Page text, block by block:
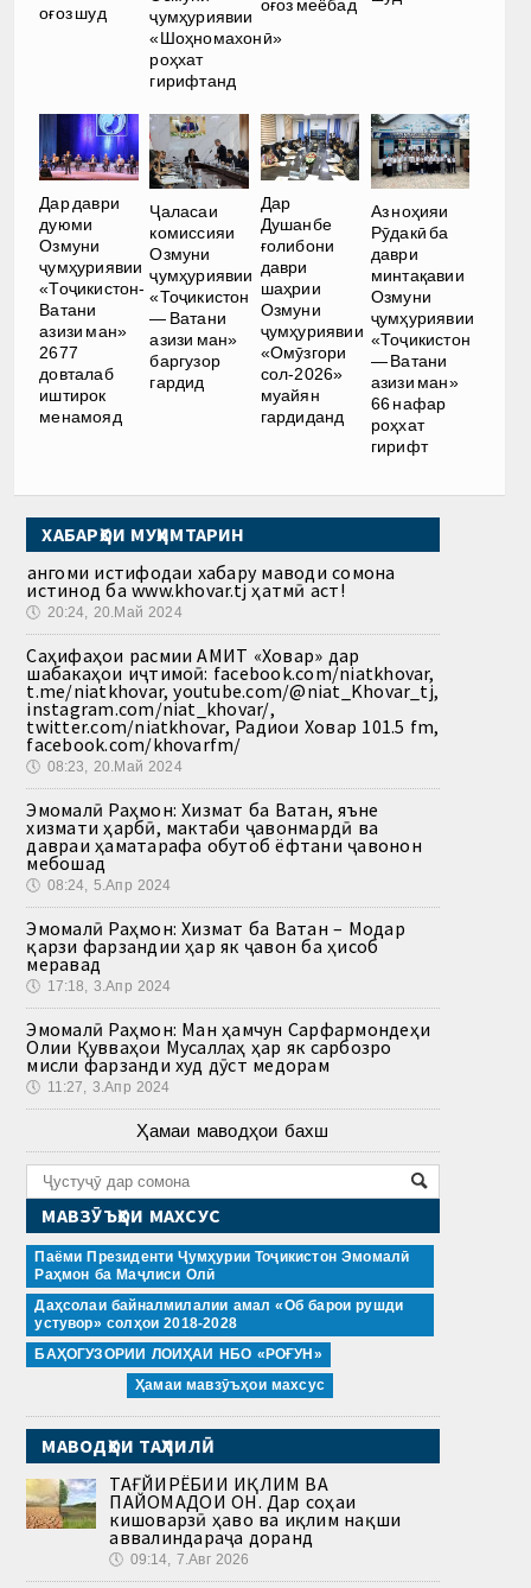
оғоз шуд
ҷумҳуриявии
«Шоҳномахонӣ»
роҳхат
гирифтанд
оғоз меёбад
Дар даври
дуюми
Озмуни
ҷумҳуриявии
«Тоҷикистон-
Ватани
азизи ман»
2677
довталаб
иштирок
менамояд
Ҷаласаи
комиссияи
Озмуни
ҷумҳуриявии
«Тоҷикистон
— Ватани
азизи ман»
баргузор
гардид
Дар
Душанбе
ғолибони
даври
шаҳрии
Озмуни
ҷумҳуриявии
«Омӯзгори
сол-2026»
муайян
гардиданд
Аз ноҳияи
Рӯдакӣ ба
даври
минтақавии
Озмуни
ҷумҳуриявии
«Тоҷикистон
— Ватани
азизи ман»
66 нафар
роҳхат
гирифт
ХАБАРҲОИ МУҲИМТАРИН
Ҳангоми истифодаи хабару маводи сомона
истинод ба www.khovar.tj ҳатмӣ аст!
🕔 20:24, 20.Май 2024
Саҳифаҳои расмии АМИТ «Ховар» дар
шабакаҳои иҷтимоӣ: facebook.com/niatkhovar,
t.me/niatkhovar, youtube.com/@niat_Khovar_tj,
instagram.com/niat_khovar/,
twitter.com/niatkhovar, Радиои Ховар 101.5 fm,
facebook.com/khovarfm/
🕔 08:23, 20.Май 2024
Эмомалӣ Раҳмон: Хизмат ба Ватан, яъне
хизмати ҳарбӣ, мактаби ҷавонмардӣ ва
давраи ҳаматарафа обутоб ёфтани ҷавонон
мебошад
🕔 08:24, 5.Апр 2024
Эмомалӣ Раҳмон: Хизмат ба Ватан – Модар
қарзи фарзандии ҳар як ҷавон ба ҳисоб
меравад
🕔 17:18, 3.Апр 2024
Эмомалӣ Раҳмон: Ман ҳамчун Сарфармондеҳи
Олии Қувваҳои Мусаллаҳ ҳар як сарбозро
мисли фарзанди худ дӯст медорам
🕔 11:27, 3.Апр 2024
Ҳамаи маводҳои бахш
МАВЗӮЪҲОИ МАХСУС
Паёми Президенти Ҷумҳурии Тоҷикистон Эмомалӣ
Раҳмон ба Маҷлиси Олӣ
Даҳсолаи байналмилалии амал «Об барои рушди
устувор» солҳои 2018-2028
БАҲОГУЗОРИИ ЛОИҲАИ НБО «РОҒУН»
Ҳамаи мавзӯъҳои махсус
МАВОДҲОИ ТАҲЛИЛӢ
ТАҒЙИРЁБИИ ИҚЛИМ ВА
ПАЙОМАДҲОИ ОН. Дар соҳаи
кишоварзӣ ҳаво ва иқлим нақши
аввалиндараҷа доранд
🕔 09:14, 7.Авг 2026